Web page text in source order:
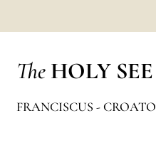
The HOLY SEE
FRANCISCUS - CROATO